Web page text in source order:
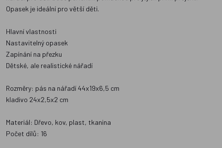
Opasek je ideální pro větší děti.
Hlavní vlastnosti
Nastavitelný opasek
Zapínání na přezku
Dětské, ale realistické nářadí
Rozměry: pás na nářadí 44x19x6,5 cm
kladivo 24x2,5x2 cm
Materiál: Dřevo, kov, plast, tkanina
Počet dílů: 16